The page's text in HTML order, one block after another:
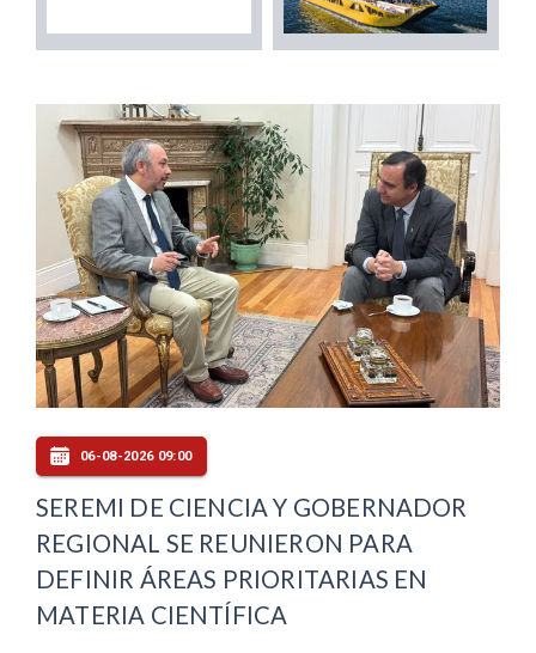
06-08-2026 09:00
SEREMI DE CIENCIA Y GOBERNADOR
REGIONAL SE REUNIERON PARA
DEFINIR ÁREAS PRIORITARIAS EN
MATERIA CIENTÍFICA